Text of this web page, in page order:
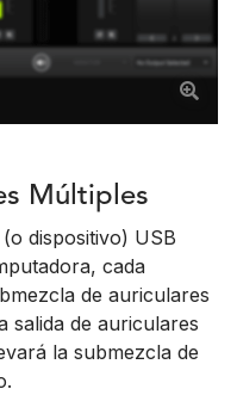
Múltiples
dispositivo) USB
cada
de auriculares
salida de auriculares
la submezcla de